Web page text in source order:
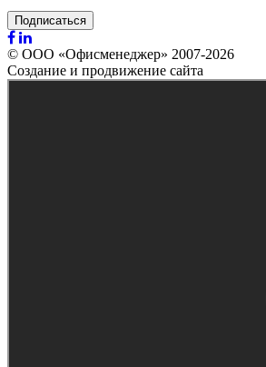
Подписаться
© ООО «Офисменеджер» 2007-2026
Создание и продвижение сайта